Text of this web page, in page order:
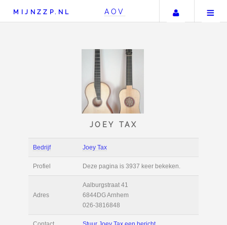
MIJNZZP.NL AOV Uw
JOEY TAX
Joey Tax